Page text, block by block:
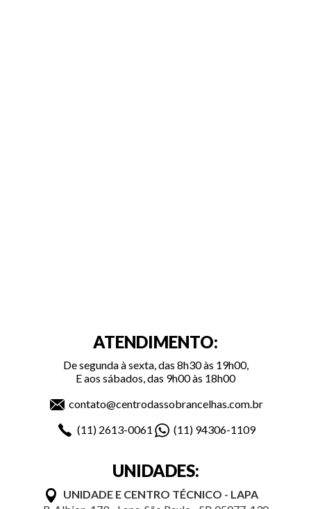
ATENDIMENTO:
De segunda à sexta, das 8h30 às 19h00,
E aos sábados, das 9h00 às 18h00
contato@centrodassobrancelhas.com.br
(11) 2613-0061 (11) 94306-1109
UNIDADES:
UNIDADE E CENTRO TÉCNICO - LAPA